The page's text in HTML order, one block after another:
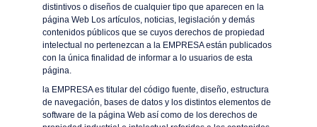
distintivos o diseños de cualquier tipo que aparecen en la
página Web Los artículos, noticias, legislación y demás
contenidos públicos que se cuyos derechos de propiedad
intelectual no pertenezcan a la EMPRESA están publicados
con la única finalidad de informar a lo usuarios de esta
página.
la EMPRESA es titular del código fuente, diseño, estructura
de navegación, bases de datos y los distintos elementos de
software de la página Web así como de los derechos de